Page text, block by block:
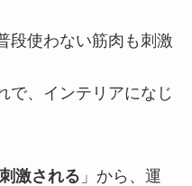
段使わない筋肉も刺激
で、インテリアになじ
激される 」から、運